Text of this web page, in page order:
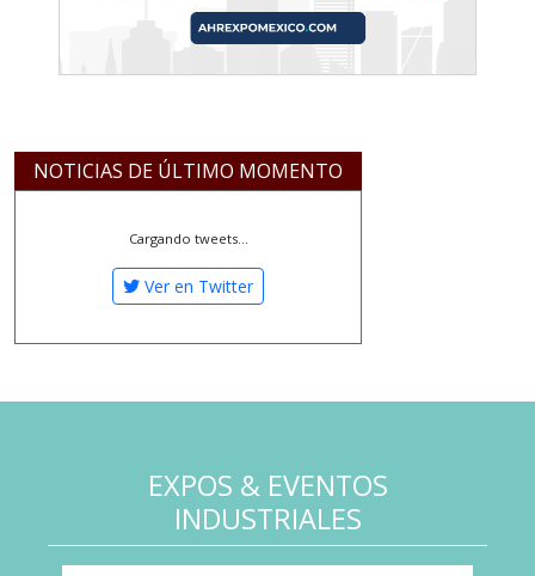
NOTICIAS DE ÚLTIMO MOMENTO
Cargando tweets...
Ver en Twitter
EXPOS & EVENTOS
INDUSTRIALES